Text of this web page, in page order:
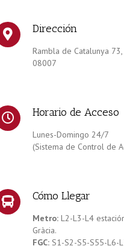
Dirección
Rambla de Catalunya
08007
Horario de Acceso
Lunes-Domingo 24/7
(Sistema de Control de
Cómo Llegar
Metro: L2-L3-L4
Gràcia.
FGC: S1-S2-S5-S55-L6-